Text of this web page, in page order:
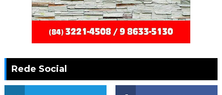
Rede Social